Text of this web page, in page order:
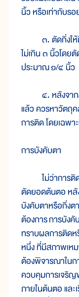
นิ้ว หรือเท่ากับร
๓. ตัดกิ่งให้มี
ไม่เกิน ๓ นิ้วโดย
ประมาณ๑/๔ นิ้ว
๔. หลังจากส
แล้ว ควรหาวัตถุ
การติด โดยเฉพา
การบังคับตา
ไม่ว่าการติดต
ตัดยอดต้นตอ หลั
บังคับตาหรือกิ่ง
ต้องการ การบัง
ทราบผลการติดห
หนึ่ง ที่มีสภาพเห
ต้องพิจารณาในก
ควบคุมการเจริญ
ภายในต้นตอ แล